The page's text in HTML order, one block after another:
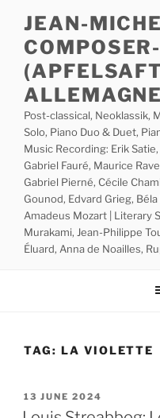
content
JEAN-
Post-classical, Neoklassik,
Solo, Piano Duo & Duet,
Music Recording: Erik
Gabriel Fauré, Maurice
Gabriel Pierné, Cécile
Gounod, Edvard Grieg,
Amadeus Mozart | Literary
Murakami, Jean-Philippe
Éluard, Anna de Noailles,
TAG: LA VIOLETTE
POSTED
ON
13 JUNE 2024